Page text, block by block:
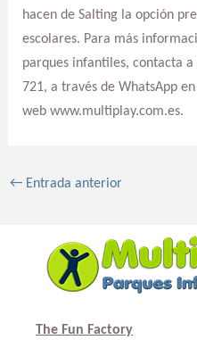
hacen de Salting la opción
escolares. Para más
parques infantiles, contacta
721, a través de WhatsApp
web www.multiplay.com.es.
←Entrada anterior
The Fun Factory